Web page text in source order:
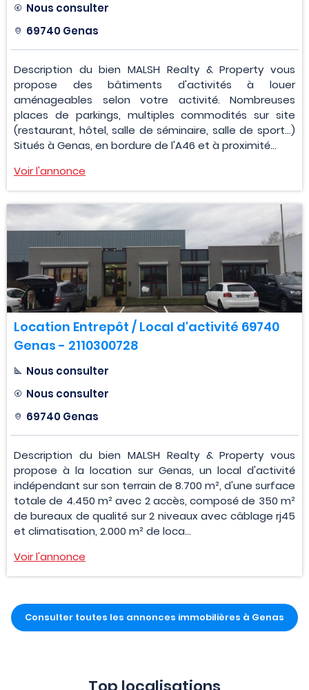
Nous consulter
69740 Genas
Description du bien MALSH Realty & Property vous
propose des bâtiments d'activités à louer
aménageables selon votre activité. Nombreuses
places de parkings, multiples commodités sur site
(restaurant, hôtel, salle de séminaire, salle de sport...)
Situés à Genas, en bordure de l'A46 et à proximité...
Voir l'annonce
Location Entrepôt / Local d'activité 69740
Genas - 2110300728
Nous consulter
Nous consulter
69740 Genas
Description du bien MALSH Realty & Property vous
propose à la location sur Genas, un local d'activité
indépendant sur son terrain de 8.700 m², d'une surface
totale de 4.450 m² avec 2 accès, composé de 350 m²
de bureaux de qualité sur 2 niveaux avec câblage rj45
et climatisation, 2.000 m² de loca...
Voir l'annonce
Consulter toutes les annonces immobilières à Genas